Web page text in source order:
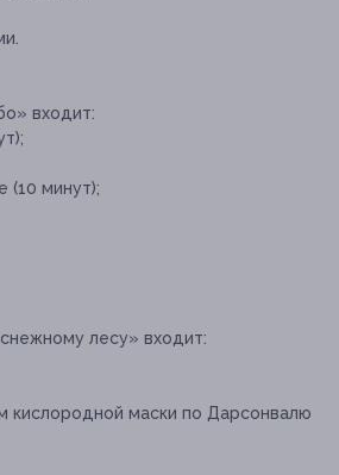
входит:
(10 минут);
лесу» входит:
маски по Дарсонвалю